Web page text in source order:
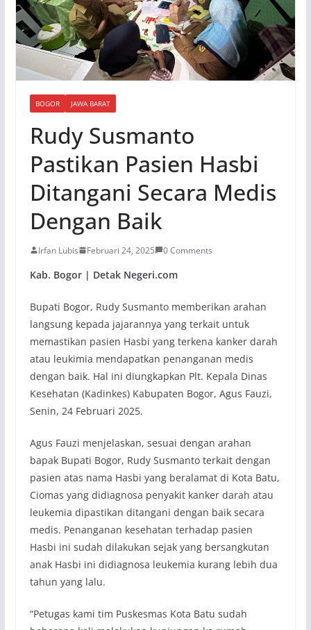
BOGOR JAWA BARAT
Rudy Susmanto
Pastikan Pasien Hasbi
Ditangani Secara Medis
Dengan Baik
Irfan Lubis Februari 24, 2025 0 Comments
Kab. Bogor | Detak Negeri.com
Bupati Bogor, Rudy Susmanto memberikan arahan
langsung kepada jajarannya yang terkait untuk
memastikan pasien Hasbi yang terkena kanker darah
atau leukimia mendapatkan penanganan medis
dengan baik. Hal ini diungkapkan Plt. Kepala Dinas
Kesehatan (Kadinkes) Kabupaten Bogor, Agus Fauzi,
Senin, 24 Februari 2025.
Agus Fauzi menjelaskan, sesuai dengan arahan
bapak Bupati Bogor, Rudy Susmanto terkait dengan
pasien atas nama Hasbi yang beralamat di Kota Batu,
Ciomas yang didiagnosa penyakit kanker darah atau
leukemia dipastikan ditangani dengan baik secara
medis. Penanganan kesehatan terhadap pasien
Hasbi ini sudah dilakukan sejak yang bersangkutan
anak Hasbi ini didiagnosa leukemia kurang lebih dua
tahun yang lalu.
“Petugas kami tim Puskesmas Kota Batu sudah